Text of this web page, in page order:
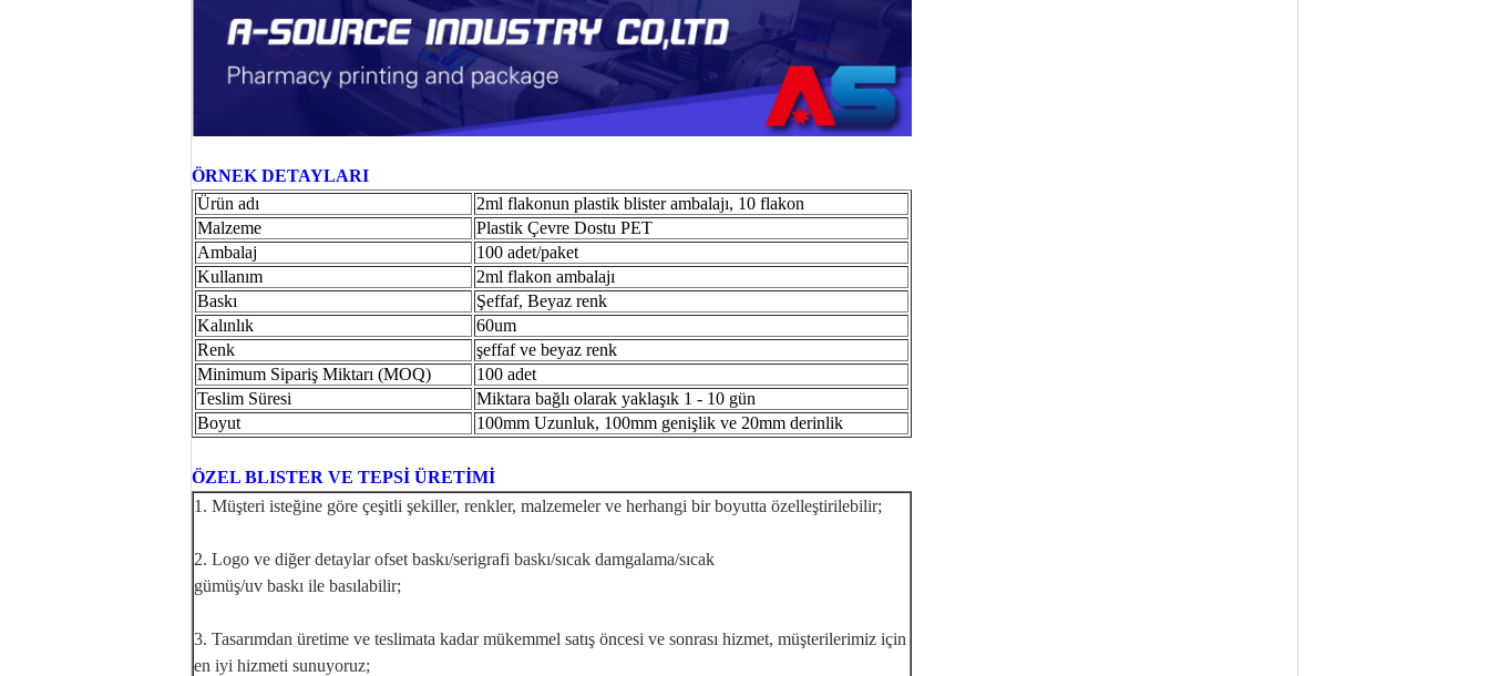
ÖRNEK DETAYLARI
Ürün adı
2ml flakonun plastik blister ambalajı, 10 flakon
Malzeme
Plastik Çevre Dostu PET
Ambalaj
100 adet/paket
Kullanım
2ml flakon ambalajı
Baskı
Şeffaf, Beyaz renk
Kalınlık
60um
Renk
şeffaf ve beyaz renk
Minimum Sipariş Miktarı (MOQ)
100 adet
Teslim Süresi
Miktara bağlı olarak yaklaşık 1 - 10 gün
Boyut
100mm Uzunluk, 100mm genişlik ve 20mm derinlik
ÖZEL BLISTER VE TEPSİ ÜRETİMİ
1. Müşteri isteğine göre çeşitli şekiller, renkler, malzemeler ve herhangi bir boyutta özelleştirilebilir;
2. Logo ve diğer detaylar ofset baskı/serigrafi baskı/sıcak damgalama/sıcak
gümüş/uv baskı ile basılabilir;
3. Tasarımdan üretime ve teslimata kadar mükemmel satış öncesi ve sonrası hizmet, müşterilerimiz için
en iyi hizmeti sunuyoruz;